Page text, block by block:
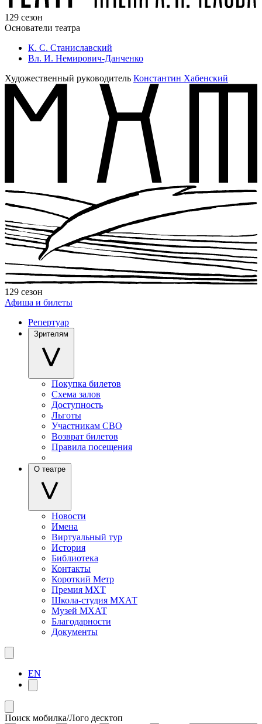
129 сезон
Основатели театра
К. С. Станиславский
Вл. И. Немирович-Данченко
Художественный руководитель Константин Хабенский
129 сезон
Афиша и билеты
Репертуар
Зрителям
Покупка билетов
Схема залов
Доступность
Льготы
Участникам СВО
Возврат билетов
Правила посещения
О театре
Новости
Имена
Виртуальный тур
История
Библиотека
Контакты
Короткий Метр
Премия МХТ
Школа-студия МХАТ
Музей МХАТ
Благодарности
Документы
EN
Поиск мобилка/Лого десктоп